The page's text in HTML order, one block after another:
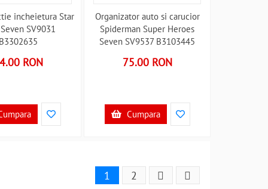
incheietura Star
SV9031
RON
Organizator auto si carucior
Spiderman Super Heroes
Seven SV9537 B3103445
75.00 RON
Cumpara
1 2